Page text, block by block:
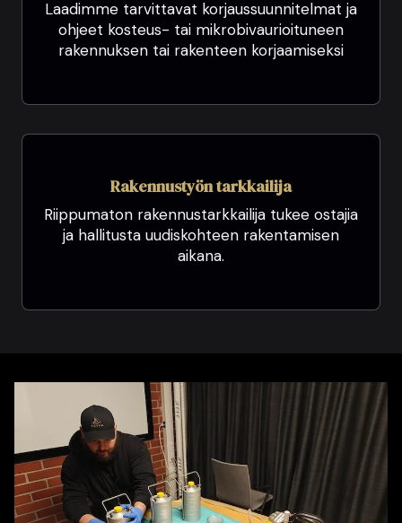
Laadimme tarvittavat korjaussuunnitelmat ja
ohjeet kosteus- tai mikrobivaurioituneen
rakennuksen tai rakenteen korjaamiseksi
Rakennustyön tarkkailija
Riippumaton rakennustarkkailija tukee ostajia
ja hallitusta uudiskohteen rakentamisen
aikana.